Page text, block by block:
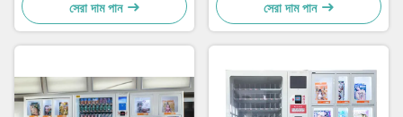
সেরা দাম পান
সেরা দাম পান